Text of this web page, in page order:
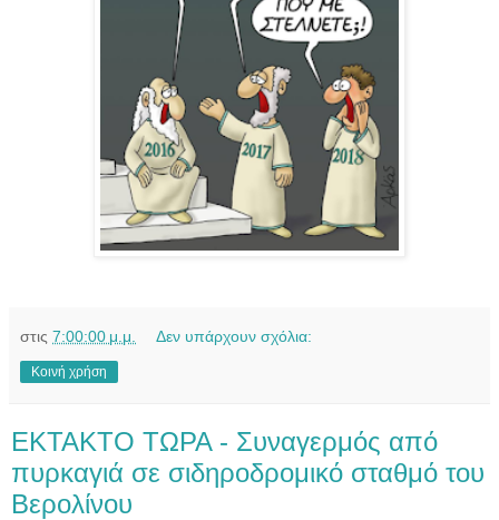
στις 7:00:00 μ.μ. Δεν υπάρχουν σχόλια:
Κοινή χρήση
EKTAKTO TΩΡΑ - Συναγερμός από
πυρκαγιά σε σιδηροδρομικό σταθμό του
Βερολίνου